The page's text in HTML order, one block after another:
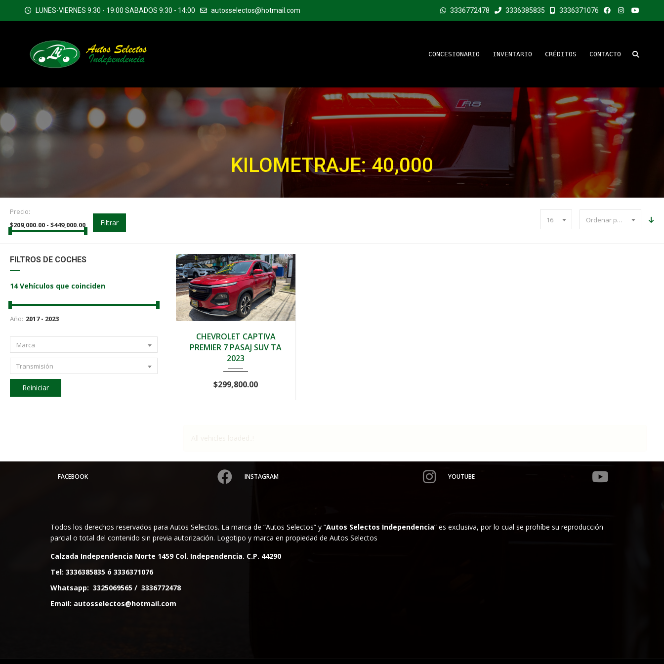
LUNES-VIERNES 9:30 - 19:00 SABADOS 9:30 - 14:00 autosselectos@hotmail.com 3336772478 3336385835 3336371076
CONCESIONARIO INVENTARIO CRÉDITOS CONTACTO
KILOMETRAJE: 40,000
Precio:
$209,000.00 - $449,000.00 Filtrar 16 Ordenar por precio
FILTROS DE COCHES
14 Vehículos que coinciden
Año:
Marca
Transmisión
Reiniciar
2023 Autom... 40,000
CHEVROLET CAPTIVA
PREMIER 7 PASAJ SUV TA
2023
$299,800.00
FACEBOOK INSTAGRAM YOUTUBE
Todos los derechos reservados para Autos Selectos. La marca de “Autos Selectos” y “Autos Selectos Independencia” es exclusiva, por lo cual se prohíbe su reproducción
parcial o total del contenido sin previa autorización. Logotipo y marca en propiedad de Autos Selectos
Calzada Independencia Norte 1459 Col. Independencia. C.P. 44290
Tel: 3336385835 ó 3336371076
Whatsapp: 3325069565 / 3336772478
Email: autosselectos@hotmail.com